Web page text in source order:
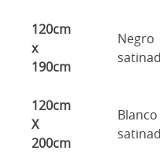
120cm
x
190cm
Negro
120cm
X
200cm
Blanco